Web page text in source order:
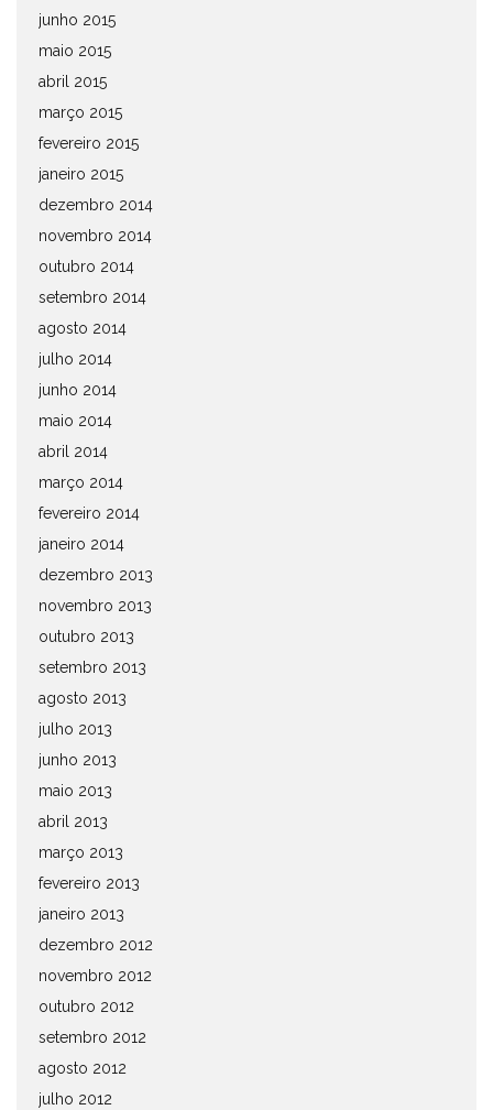
junho 2015
maio 2015
abril 2015
março 2015
fevereiro 2015
janeiro 2015
dezembro 2014
novembro 2014
outubro 2014
setembro 2014
agosto 2014
julho 2014
junho 2014
maio 2014
abril 2014
março 2014
fevereiro 2014
janeiro 2014
dezembro 2013
novembro 2013
outubro 2013
setembro 2013
agosto 2013
julho 2013
junho 2013
maio 2013
abril 2013
março 2013
fevereiro 2013
janeiro 2013
dezembro 2012
novembro 2012
outubro 2012
setembro 2012
agosto 2012
julho 2012